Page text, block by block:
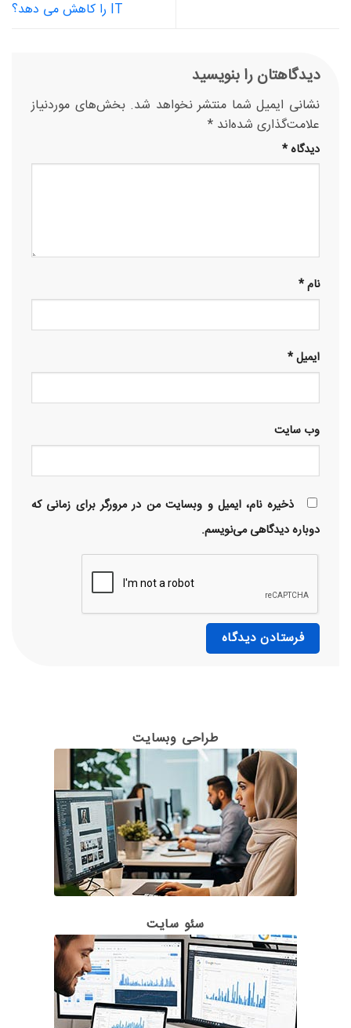
IT را کاهش می دهد؟
دیدگاهتان را بنویسید
نشانی ایمیل شما منتشر نخواهد شد. بخش‌های موردنیاز
علامت‌گذاری شده‌اند *
دیدگاه*
نام*
ایمیل*
وب‌ سایت
ذخیره نام، ایمیل و وبسایت من در مرورگر برای زمانی که
دوباره دیدگاهی می‌نویسم.
طراحی وبسایت
سئو سایت